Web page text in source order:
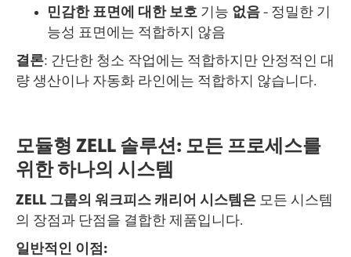
민감한 표면에 대한 보호 기능 없음 - 정밀한 기
능성 표면에는 적합하지 않음
결론: 간단한 청소 작업에는 적합하지만 안정적인 대
량 생산이나 자동화 라인에는 적합하지 않습니다.
모듈형 ZELL 솔루션: 모든 프로세스를
위한 하나의 시스템
ZELL 그룹의 워크피스 캐리어 시스템은 모든 시스템
의 장점과 단점을 결합한 제품입니다.
일반적인 이점: